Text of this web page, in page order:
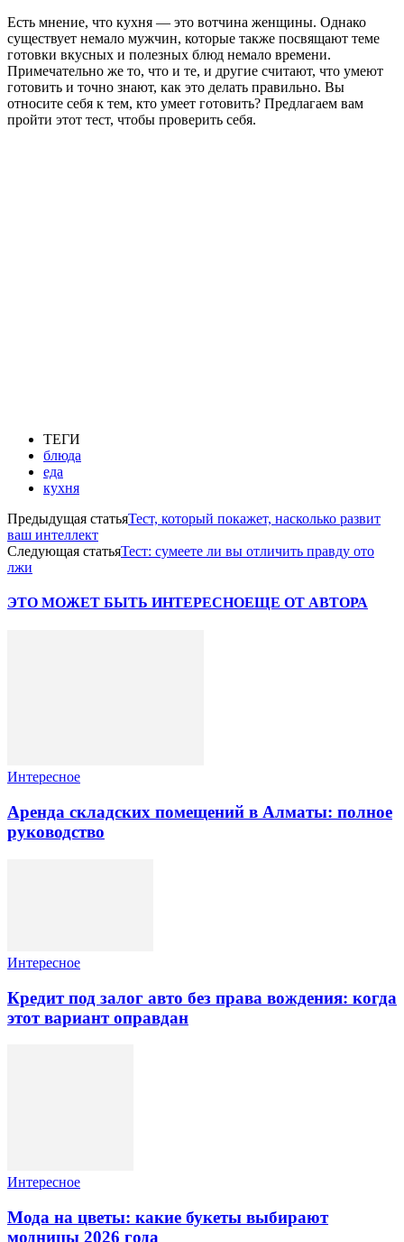
Есть мнение, что кухня — это вотчина женщины. Однако
существует немало мужчин, которые также посвящают теме
готовки вкусных и полезных блюд немало времени.
Примечательно же то, что и те, и другие считают, что умеют
готовить и точно знают, как это делать правильно. Вы
относите себя к тем, кто умеет готовить? Предлагаем вам
пройти этот тест, чтобы проверить себя.
ТЕГИ
блюда
еда
кухня
Предыдущая статьяТест, который покажет, насколько развит
ваш интеллект
Следующая статьяТест: сумеете ли вы отличить правду ото
лжи
ЭТО МОЖЕТ БЫТЬ ИНТЕРЕСНОЕЩЕ ОТ АВТОРА
Интересное
Аренда складских помещений в Алматы: полное
руководство
Интересное
Кредит под залог авто без права вождения: когда
этот вариант оправдан
Интересное
Мода на цветы: какие букеты выбирают
модницы 2026 года